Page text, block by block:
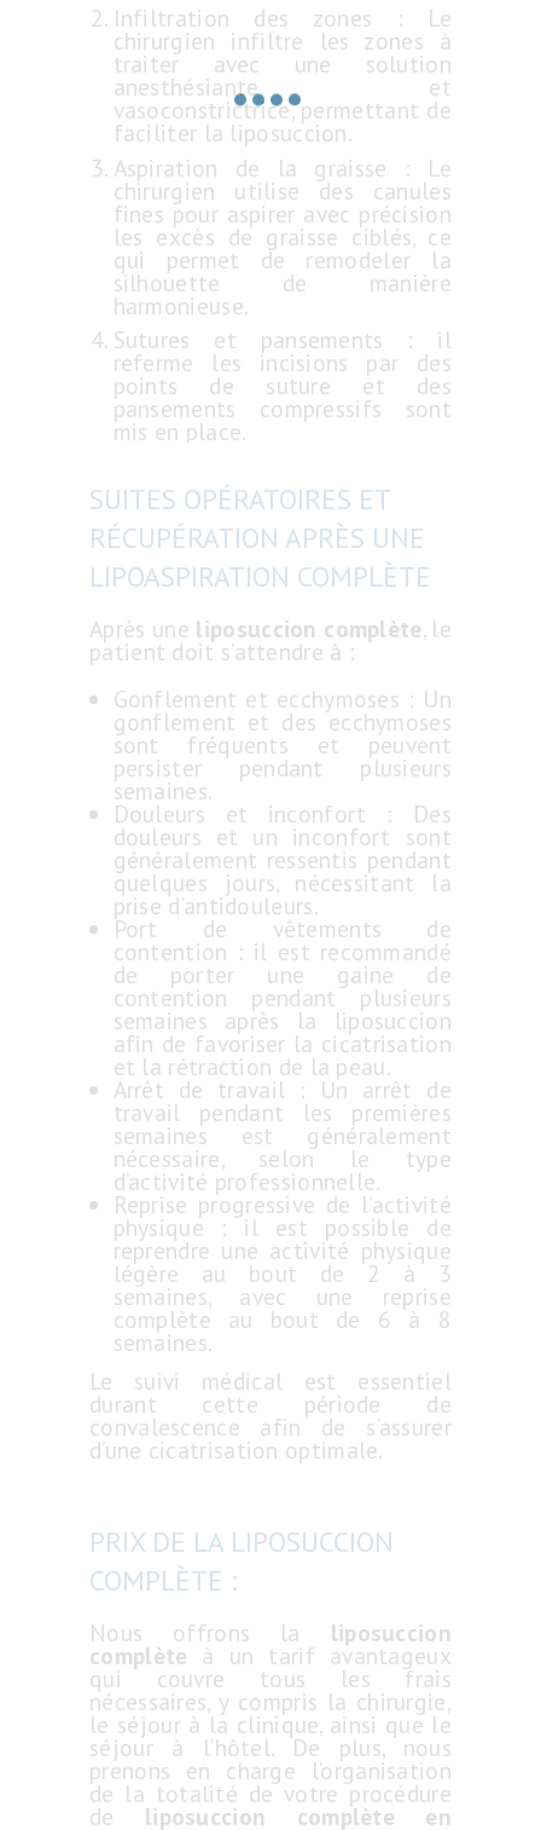
Infiltration des zones : Le
chirurgien infiltre les zones à
traiter avec une solution
anesthésiante et
vasoconstrictrice, permettant de
faciliter la liposuccion.
Aspiration de la graisse : Le
chirurgien utilise des canules
fines pour aspirer avec précision
les excès de graisse ciblés, ce
qui permet de remodeler la
silhouette de manière
harmonieuse.
Sutures et pansements : il
referme les incisions par des
points de suture et des
pansements compressifs sont
mis en place.
SUITES OPÉRATOIRES ET
RÉCUPÉRATION APRÈS UNE
LIPOASPIRATION COMPLÈTE
Après une liposuccion complète, le
patient doit s’attendre à :
Gonflement et ecchymoses : Un
gonflement et des ecchymoses
sont fréquents et peuvent
persister pendant plusieurs
semaines.
Douleurs et inconfort : Des
douleurs et un inconfort sont
généralement ressentis pendant
quelques jours, nécessitant la
prise d’antidouleurs.
Port de vêtements de
contention : il est recommandé
de porter une gaine de
contention pendant plusieurs
semaines après la liposuccion
afin de favoriser la cicatrisation
et la rétraction de la peau.
Arrêt de travail : Un arrêt de
travail pendant les premières
semaines est généralement
nécessaire, selon le type
d’activité professionnelle.
Reprise progressive de l’activité
physique : il est possible de
reprendre une activité physique
légère au bout de 2 à 3
semaines, avec une reprise
complète au bout de 6 à 8
semaines.
Le suivi médical est essentiel
durant cette période de
convalescence afin de s’assurer
d’une cicatrisation optimale.
PRIX DE LA LIPOSUCCION
COMPLÈTE :
Nous offrons la liposuccion
complète à un tarif avantageux
qui couvre tous les frais
nécessaires, y compris la chirurgie,
le séjour à la clinique, ainsi que le
séjour à l’hôtel. De plus, nous
prenons en charge l’organisation
de la totalité de votre procédure
de liposuccion complète en